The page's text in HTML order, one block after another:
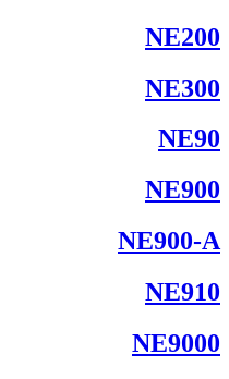
NE200
NE300
NE90
NE900
NE900-A
NE910
NE9000